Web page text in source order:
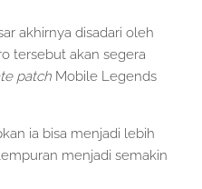
akhirnya disadari oleh
tersebut akan segera
patch Mobile Legends
ia bisa menjadi lebih
menjadi semakin